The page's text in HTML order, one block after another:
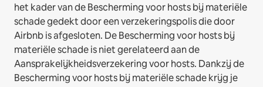
het kader van de Bescherming voor hosts bij materiële
schade gedekt door een verzekeringspolis die door
Airbnb is afgesloten. De Bescherming voor hosts bij
materiële schade is niet gerelateerd aan de
Aansprakelijkheidsverzekering voor hosts. Dankzij de
Bescherming voor hosts bij materiële schade krijg je